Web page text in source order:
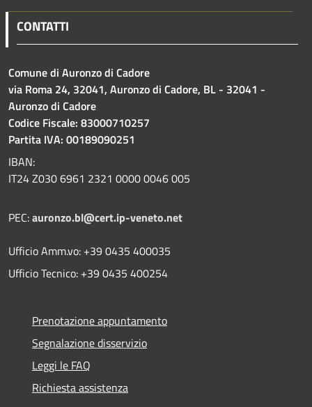
CONTATTI
Comune di Auronzo di Cadore
via Roma 24, 32041, Auronzo di Cadore, BL - 32041 -
Auronzo di Cadore
Codice Fiscale: 83000710257
Partita IVA: 00189090251
IBAN:
IT24 Z030 6961 2321 0000 0046 005
PEC:auronzo.bl@cert.ip-veneto.net
Ufficio Amm.vo: +39 0435 400035
Ufficio Tecnico: +39 0435 400254
Prenotazione appuntamento
Segnalazione disservizio
Leggi le FAQ
Richiesta assistenza